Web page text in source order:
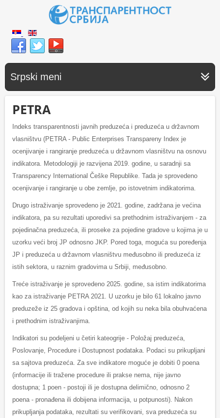
Srpski meni
PETRA
Indeks transparentnosti javnih preduzeća i preduzeća u državnom
vlasništvu (PETRA - Public Enterprises Transpareny Index je
ocenjivanje i rangiranje preduzeća u državnom vlasništvu na osnovu
indikatora. Metodologiji je razvijena 2019. godine, u saradnji sa
Transparency International Češke Republike. Tada je sprovedeno
ocenjivanje i rangiranje u obe zemlje, po istovetnim indikatorima.
Drugo istraživanje sprovedeno je 2021. godine, zadržana je većina
indikatora, pa su rezultati uporedivi sa prethodnim istraživanjem - za
pojedinačna preduzeća, ili proseke za pojedine gradove u kojima je u
uzorku veći broj JP odnosno JKP. Pored toga, moguća su poređenja
JP i preduzeća u državnom vlasništvu međusobno ili preduzeća iz
istih sektora, u raznim gradovima u Srbiji, međusobno.
Treće istraživanje je sprovedeno 2025. godine, sa istim indikatorima
kao za istraživanje PETRA 2021. U uzorku je bilo 61 lokalno javno
preduzeže iz 25 gradova i opština, od kojih su neka bila obuhvaćena
i prethodnim istraživanjima.
Indikatori su podeljeni u četiri kateogrije - Položaj preduzeća,
Poslovanje, Procedure i Dostupnost podataka. Podaci su prikupljani
sa sajtova preduzeća. Za sve indikatore moguće je dobiti 0 poena
(informacije ili tražene procedure ili prakse nema, nije javno
dostupna; 1 poen - postoji ili je dostupna delimično, odnosno 2
poena - pronađena ili dobijena informacija, u potpunosti). Nakon
prikupljanja podataka, rezultati su verifikovani, sva preduzeća su